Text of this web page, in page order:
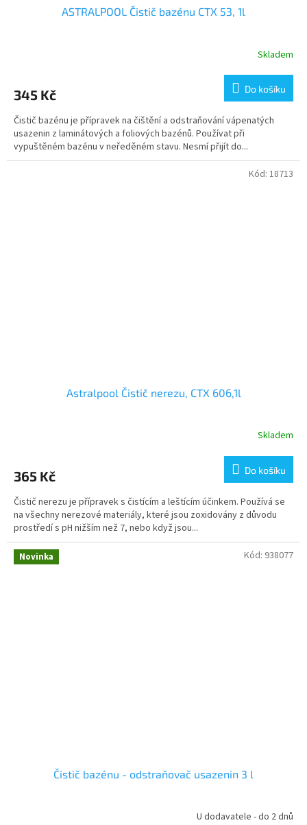
ASTRALPOOL Čistič bazénu CTX 53, 1l
Skladem
345 Kč Do košíku
Čistič bazénu je přípravek na čištění a odstraňování vápenatých
usazenin z laminátových a foliových bazénů. Používat při
vypuštěném bazénu v neředěném stavu. Nesmí přijít do...
Astralpool Čistič nerezu, CTX 606,1l
Skladem
365 Kč Do košíku
Čistič nerezu je přípravek s čistícím a leštícím účinkem. Používá se
na všechny nerezové materiály, které jsou zoxidovány z důvodu
prostředí s pH nižším než 7, nebo když jsou...
Kód: 18713
Novinka
Čistič bazénu - odstraňovač usazenin 3 l
U dodavatele - do 2 dnů
Kód: 938077